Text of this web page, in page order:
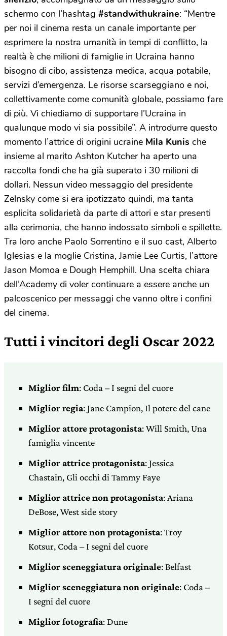
schermo con l’hashtag #standwithukraine: “Mentre
per noi il cinema resta un canale importante per
esprimere la nostra umanità in tempi di conflitto, la
realtà è che milioni di famiglie in Ucraina hanno
bisogno di cibo, assistenza medica, acqua potabile,
servizi d’emergenza. Le risorse scarseggiano e noi,
collettivamente come comunità globale, possiamo fare
di più. Vi chiediamo di supportare l’Ucraina in
qualunque modo vi sia possibile”. A introdurre questo
momento l’attrice di origini ucraine Mila Kunis che
insieme al marito Ashton Kutcher ha aperto una
raccolta fondi che ha già superato i 30 milioni di
dollari. Nessun video messaggio del presidente
Zelnsky come si era ipotizzato quindi, ma tanta
esplicita solidarietà da parte di attori e star presenti
alla cerimonia, che hanno indossato simboli e spillette.
Tra loro anche Paolo Sorrentino e il suo cast, Alberto
Iglesias e la moglie Cristina, Jamie Lee Curtis, l’attore
Jason Momoa e Dough Hemphill. Una scelta chiara
dell’Academy di voler continuare a essere anche un
palcoscenico per messaggi che vanno oltre i confini
del cinema.
Tutti i vincitori degli Oscar 2022
Miglior film: Coda – I segni del cuore
Miglior regia: Jane Campion, Il potere del cane
Miglior attore protagonista: Will Smith, Una
famiglia vincente
Miglior attrice protagonista: Jessica
Chastain, Gli occhi di Tammy Faye
Miglior attrice non protagonista: Ariana
DeBose, West side story
Miglior attore non protagonista: Troy
Kotsur, Coda – I segni del cuore
Miglior sceneggiatura originale: Belfast
Miglior sceneggiatura non originale: Coda –
I segni del cuore
Miglior fotografia: Dune